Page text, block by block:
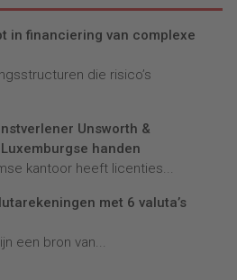
in financiering van complexe
die risico’s
Unsworth &
handen
kantoor heeft licenties...
met 6 valuta’s
een bron van...